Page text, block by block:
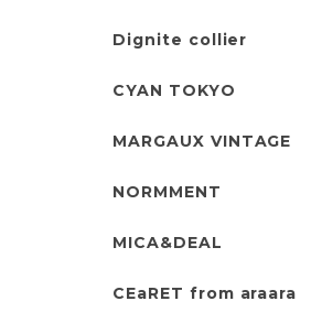
Dignite collier
CYAN TOKYO
MARGAUX VINTAGE
NORMMENT
MICA&DEAL
CEaRET from araara